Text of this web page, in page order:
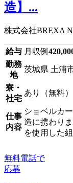
造】...
株式会社BREXA
給与 月収例
勤務
地
茨城県 土浦
寮・
社宅
あり（無料）
仕事
内容
ショベルカ
造に携わり
を使用した
無料電話で
応募